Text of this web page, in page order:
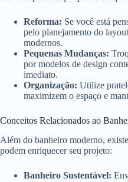
Reforma: Se você está
pelo planejamento do
modernos.
Pequenas Mudanças:
por modelos de design
imediato.
Organização: Utilize
maximizem o espaço e
Conceitos Relacionados ao
Além do banheiro moderno,
podem enriquecer seu projeto:
Banheiro Sustentável: